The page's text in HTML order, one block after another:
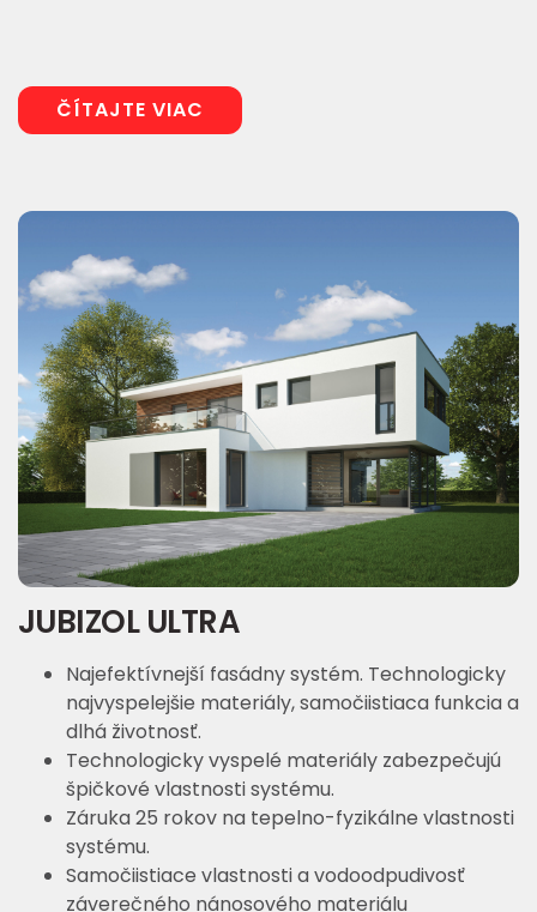
ČÍTAJTE VIAC
JUBIZOL ULTRA
Najefektívnejší fasádny systém. Technologicky
najvyspelejšie materiály, samočiistiaca funkcia a
dlhá životnosť.
Technologicky vyspelé materiály zabezpečujú
špičkové vlastnosti systému.
Záruka 25 rokov na tepelno-fyzikálne vlastnosti
systému.
Samočiistiace vlastnosti a vodoodpudivosť
záverečného nánosového materiálu